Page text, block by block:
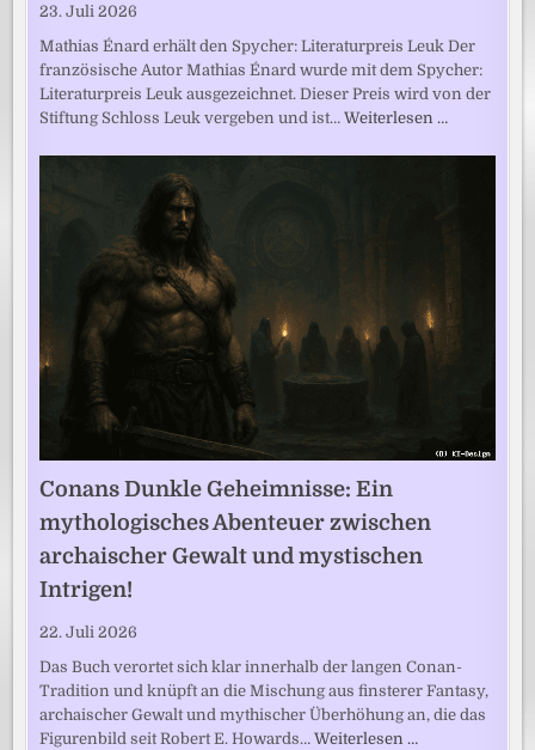
23. Juli 2026
Mathias Énard erhält den Spycher: Literaturpreis Leuk Der
französische Autor Mathias Énard wurde mit dem Spycher:
Literaturpreis Leuk ausgezeichnet. Dieser Preis wird von der
Stiftung Schloss Leuk vergeben und ist…Weiterlesen …
Conans Dunkle Geheimnisse: Ein
mythologisches Abenteuer zwischen
archaischer Gewalt und mystischen
Intrigen!
22. Juli 2026
Das Buch verortet sich klar innerhalb der langen Conan-
Tradition und knüpft an die Mischung aus finsterer Fantasy,
archaischer Gewalt und mythischer Überhöhung an, die das
Figurenbild seit Robert E. Howards…Weiterlesen …